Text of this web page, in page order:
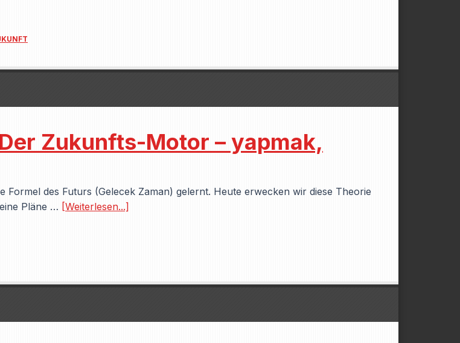
Zukunfts-Motor – yapmak,
Formel des Futurs (Gelecek Zaman) gelernt. Heute erwecken wir diese Theorie
Pläne … [Weiterlesen...]